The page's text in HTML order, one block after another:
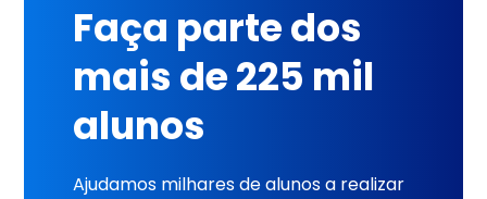
Faça parte dos
mais de 225 mil
alunos
Ajudamos milhares de alunos a realizar